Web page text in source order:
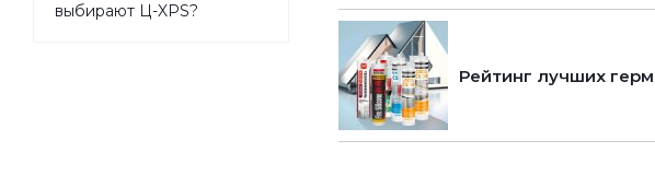
Рейтинг лучших
выбирают Ц-XPS?